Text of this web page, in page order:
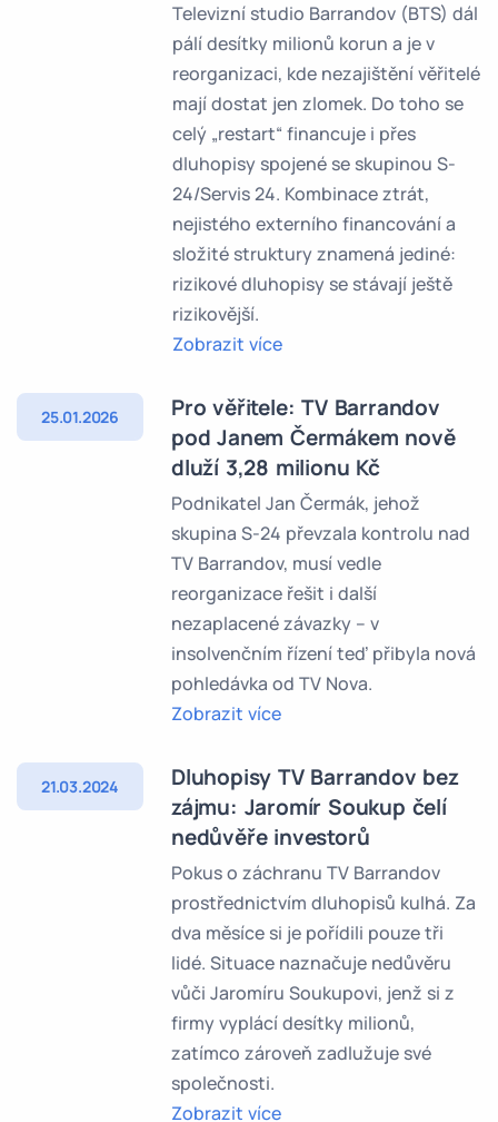
Televizní studio Barrandov (BTS) dál
pálí desítky milionů korun a je v
reorganizaci, kde nezajištění věřitelé
mají dostat jen zlomek. Do toho se
celý „restart“ financuje i přes
dluhopisy spojené se skupinou S-
24/Servis 24. Kombinace ztrát,
nejistého externího financování a
složité struktury znamená jediné:
rizikové dluhopisy se stávají ještě
rizikovější.
Zobrazit více
25.01.2026
Pro věřitele: TV Barrandov
pod Janem Čermákem nově
dluží 3,28 milionu Kč
Podnikatel Jan Čermák, jehož
skupina S-24 převzala kontrolu nad
TV Barrandov, musí vedle
reorganizace řešit i další
nezaplacené závazky – v
insolvenčním řízení teď přibyla nová
pohledávka od TV Nova.
Zobrazit více
21.03.2024
Dluhopisy TV Barrandov bez
zájmu: Jaromír Soukup čelí
nedůvěře investorů
Pokus o záchranu TV Barrandov
prostřednictvím dluhopisů kulhá. Za
dva měsíce si je pořídili pouze tři
lidé. Situace naznačuje nedůvěru
vůči Jaromíru Soukupovi, jenž si z
firmy vyplácí desítky milionů,
zatímco zároveň zadlužuje své
společnosti.
Zobrazit více